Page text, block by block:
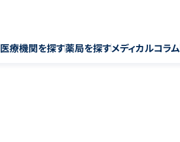
医療機関を探す薬局を探すメディカルコラム